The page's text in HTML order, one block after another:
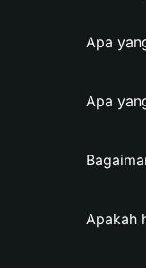
Apa
Apa
Apakah